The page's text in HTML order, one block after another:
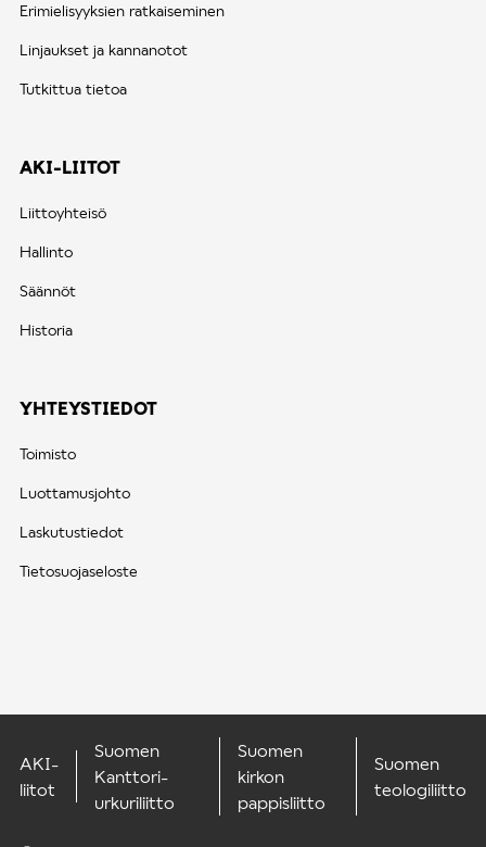
Erimielisyyksien ratkaiseminen
Linjaukset ja kannanotot
Tutkittua tietoa
AKI-LIITOT
Liittoyhteisö
Hallinto
Säännöt
Historia
YHTEYSTIEDOT
Toimisto
Luottamusjohto
Laskutustiedot
Tietosuojaseloste
AKI-
liitot
Suomen
Kanttori-
urkuriliitto
Suomen
kirkon
pappisliitto
Suomen
teologiliitto